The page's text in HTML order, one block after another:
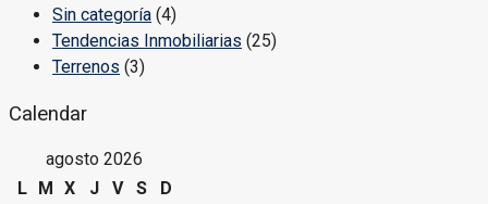
Sin categoría (4)
Tendencias Inmobiliarias (25)
Terrenos (3)
Calendar
agosto 2026
L
M X J V S
D